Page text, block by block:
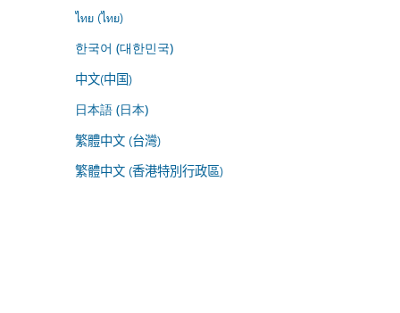
ไทย (ไทย)
한국어 (대한민국)
中文(中国)
日本語 (日本)
繁體中文 (台灣)
繁體中文 (香港特別行政區)